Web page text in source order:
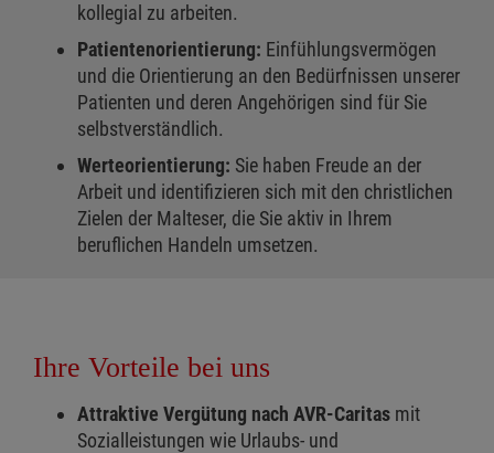
kollegial zu arbeiten.
Patientenorientierung: Einfühlungsvermögen
und die Orientierung an den Bedürfnissen unserer
Patienten und deren Angehörigen sind für Sie
selbstverständlich.
Werteorientierung: Sie haben Freude an der
Arbeit und identifizieren sich mit den christlichen
Zielen der Malteser, die Sie aktiv in Ihrem
beruflichen Handeln umsetzen.
Ihre Vorteile bei uns
Attraktive Vergütung nach AVR-Caritas mit
Sozialleistungen wie Urlaubs- und